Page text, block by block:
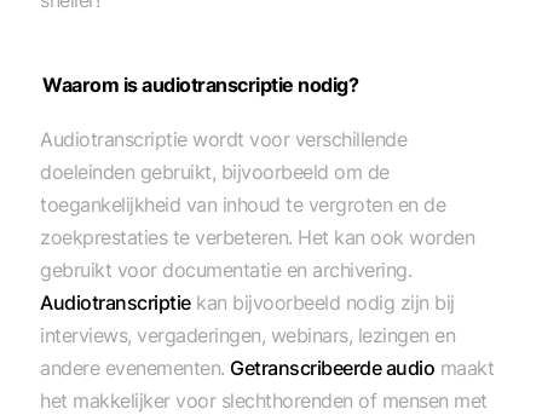
Waarom is audiotranscriptie nodig?
Audiotranscriptie wordt voor verschillende
doeleinden gebruikt, bijvoorbeeld om de
toegankelijkheid van inhoud te vergroten en de
zoekprestaties te verbeteren. Het kan ook worden
gebruikt voor documentatie en archivering.
Audiotranscriptiekan bijvoorbeeld nodig zijn bij
interviews, vergaderingen, webinars, lezingen en
andere evenementen. Getranscribeerde audio maakt
het makkelijker voor slechthorenden of mensen met